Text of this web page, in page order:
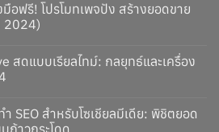
อฟรี! โปรโมทเพจปัง สร้างยอดขาย
2024)
สดแบบเรียลไทม์: กลยุทธ์และเครื่อง
SEO สำหรับโซเชียลมีเดีย: พิชิตยอด